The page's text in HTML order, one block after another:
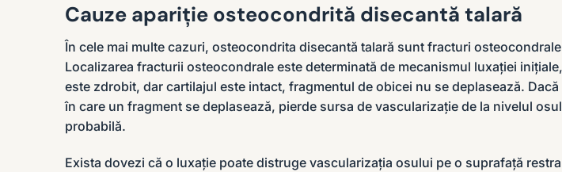
Cauze apariție osteocondrită disecantă talară
În cele mai multe cazuri, osteocondrita disecantă talară sunt fracturi
Localizarea fracturii osteocondrale este determinată de mecanismul luxației
este zdrobit, dar cartilajul este intact, fragmentul de obicei nu se deplasează.
în care un fragment se deplasează, pierde sursa de vascularizație de la nivelul
probabilă.
Exista dovezi că o luxație poate distruge vascularizația osului pe o suprafață